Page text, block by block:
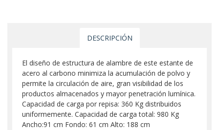
DESCRIPCIÓN
El diseño de estructura de alambre de este estante de
acero al carbono minimiza la acumulación de polvo y
permite la circulación de aire, gran visibilidad de los
productos almacenados y mayor penetración lumínica.
Capacidad de carga por repisa: 360 Kg distribuidos
uniformemente. Capacidad de carga total: 980 Kg
Ancho:91 cm Fondo: 61 cm Alto: 188 cm